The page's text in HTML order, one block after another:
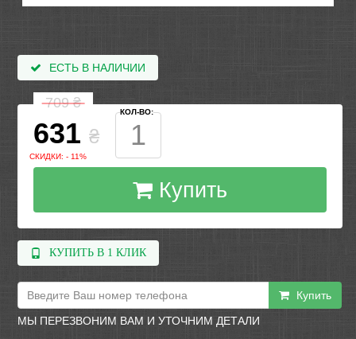
ЕСТЬ В НАЛИЧИИ
709₴
631 ₴
СКИДКИ: - 11%
КОЛ-ВО:
Купить
КУПИТЬ В 1 КЛИК
Купить
МЫ ПЕРЕЗВОНИМ ВАМ И УТОЧНИМ ДЕТАЛИ